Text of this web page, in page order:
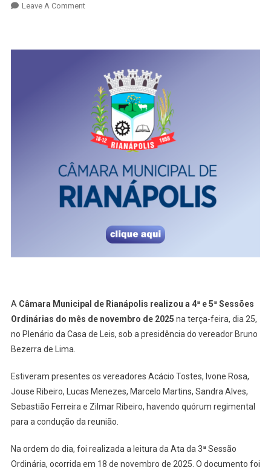
Leave A CommentOn
Realiza
5ª
Sessões
Ordinárias
Novembro
De
2025
A Câmara Municipal de Rianápolis realizou a 4ª e 5ª Sessões
Ordinárias do mês de novembro de 2025 na terça-feira, dia 25,
no Plenário da Casa de Leis, sob a presidência do vereador Bruno
Bezerra de Lima.
Estiveram presentes os vereadores Acácio Tostes, Ivone Rosa,
Jouse Ribeiro, Lucas Menezes, Marcelo Martins, Sandra Alves,
Sebastião Ferreira e Zilmar Ribeiro, havendo quórum regimental
para a condução da reunião.
Na ordem do dia, foi realizada a leitura da Ata da 3ª Sessão
Ordinária, ocorrida em 18 de novembro de 2025. O documento foi